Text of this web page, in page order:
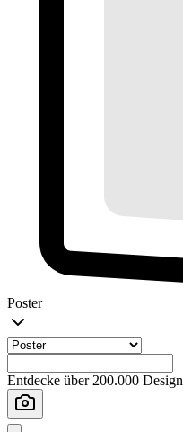
Poster
Entdecke über 200.000